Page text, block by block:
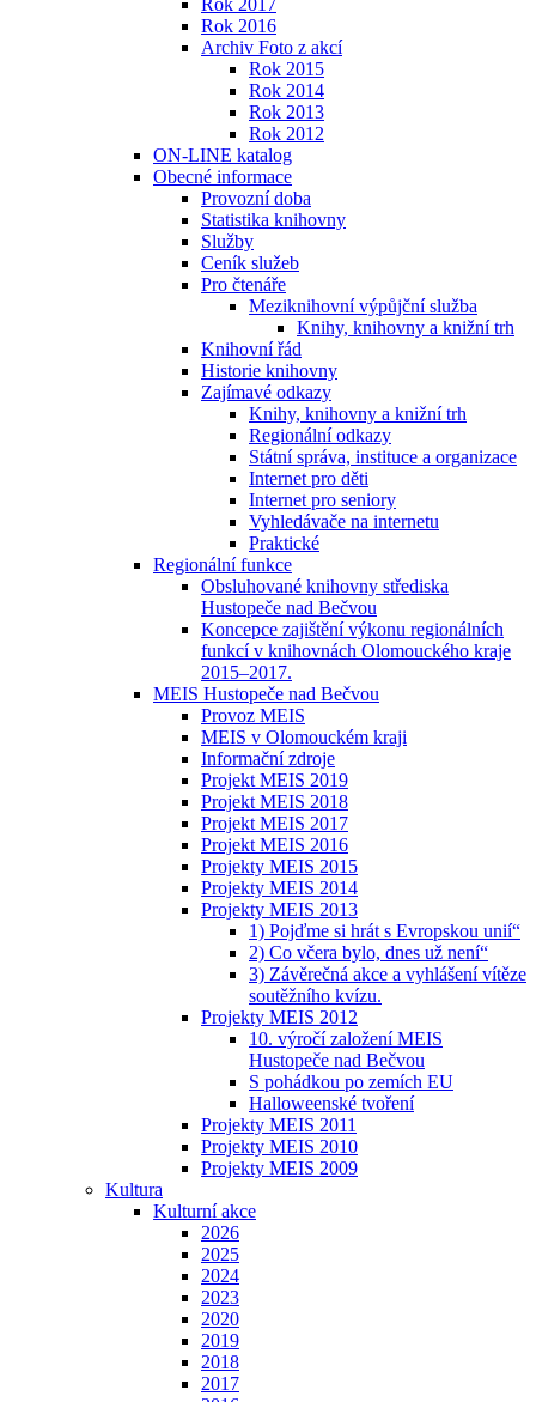
Rok 2017
Rok 2016
Archiv Foto z akcí
Rok 2015
Rok 2014
Rok 2013
Rok 2012
ON-LINE katalog
Obecné informace
Provozní doba
Statistika knihovny
Služby
Ceník služeb
Pro čtenáře
Meziknihovní výpůjční služba
Knihy, knihovny a knižní trh
Knihovní řád
Historie knihovny
Zajímavé odkazy
Knihy, knihovny a knižní trh
Regionální odkazy
Státní správa, instituce a organizace
Internet pro děti
Internet pro seniory
Vyhledávače na internetu
Praktické
Regionální funkce
Obsluhované knihovny střediska
Hustopeče nad Bečvou
Koncepce zajištění výkonu regionálních
funkcí v knihovnách Olomouckého kraje
2015–2017.
MEIS Hustopeče nad Bečvou
Provoz MEIS
MEIS v Olomouckém kraji
Informační zdroje
Projekt MEIS 2019
Projekt MEIS 2018
Projekt MEIS 2017
Projekt MEIS 2016
Projekty MEIS 2015
Projekty MEIS 2014
Projekty MEIS 2013
1) Pojďme si hrát s Evropskou unií“
2) Co včera bylo, dnes už není“
3) Závěrečná akce a vyhlášení vítěze
soutěžního kvízu.
Projekty MEIS 2012
10. výročí založení MEIS
Hustopeče nad Bečvou
S pohádkou po zemích EU
Halloweenské tvoření
Projekty MEIS 2011
Projekty MEIS 2010
Projekty MEIS 2009
Kultura
Kulturní akce
2026
2025
2024
2023
2020
2019
2018
2017